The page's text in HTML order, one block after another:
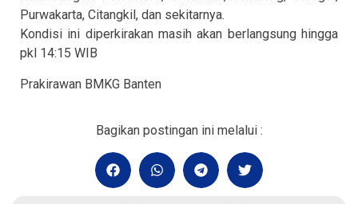
Purwakarta, Citangkil, dan sekitarnya.
Kondisi ini diperkirakan masih akan berlangsung hingga
pkl 14:15 WIB
Prakirawan BMKG Banten
Bagikan postingan ini melalui :